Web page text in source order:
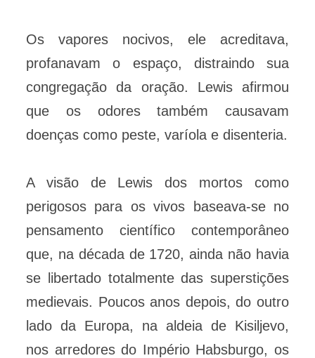
Os vapores nocivos, ele acreditava,
profanavam o espaço, distraindo sua
congregação da oração. Lewis afirmou
que os odores também causavam
doenças como peste, varíola e disenteria.
A visão de Lewis dos mortos como
perigosos para os vivos baseava-se no
pensamento científico contemporâneo
que, na década de 1720, ainda não havia
se libertado totalmente das superstições
medievais. Poucos anos depois, do outro
lado da Europa, na aldeia de Kisiljevo,
nos arredores do Império Habsburgo, os